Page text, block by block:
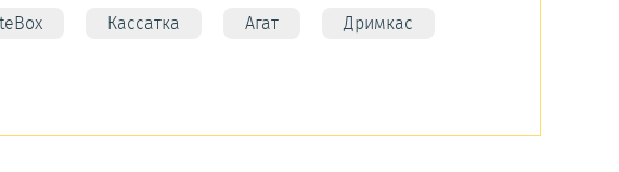
Кассатка Агат Дримкас